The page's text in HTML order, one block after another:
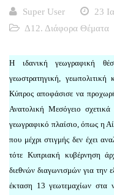
Super User
23
Δ12. Διάφορα Θέματα
Η ιδανική γεωγραφική
γεωστρατηγική,
Κύπρος αποφάσισε να
Ανατολική Μεσόγειο
γεωγραφικό πλαίσιο, όπως η
που μέχρι στιγμής δεν έχει
τότε Κυπριακή κυβέρνηση
διεθνών διαγωνισμών για την
έκταση 13 γεωτεμαχίων στα